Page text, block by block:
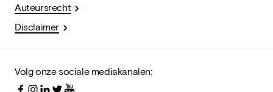
Auteursrecht
Disclaimer
Volg onze sociale mediakanalen: